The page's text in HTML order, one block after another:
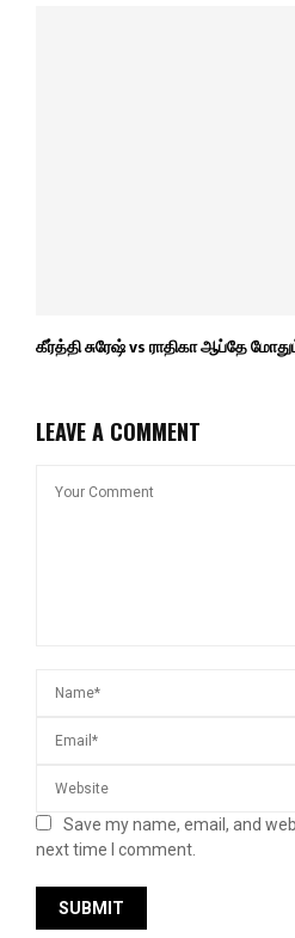
கீர்த்தி சுரேஷ் vs ராதிகா ஆப்தே
LEAVE A COMMENT
Save my name, email, and
next time I comment.